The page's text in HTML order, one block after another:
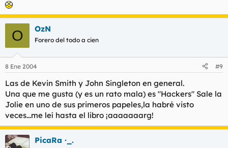
O OzN
Forero del todo a cien
8 Ene 2004 #9
Las de Kevin Smith y John Singleton en general.
Una que me gusta (y es un rato mala) es "Hackers" Sale la
Jolie en uno de sus primeros papeles,la habré visto
veces...me leí hasta el libro ¡aaaaaaarg!
PicaRa ·_.